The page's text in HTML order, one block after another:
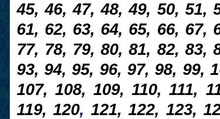
45, 46, 47, 48, 49, 50, 51,
61, 62, 63, 64, 65, 66, 67,
77, 78, 79, 80, 81, 82, 83,
93, 94, 95, 96, 97, 98, 99,
107, 108, 109, 110, 111,
119, 120, 121, 122, 123,